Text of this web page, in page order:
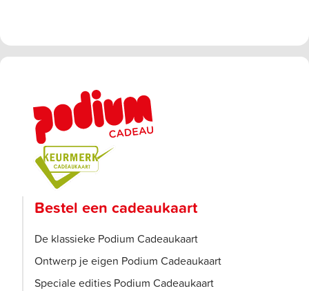
Bestel een cadeaukaart
De klassieke Podium Cadeaukaart
Ontwerp je eigen Podium Cadeaukaart
Speciale edities Podium Cadeaukaart